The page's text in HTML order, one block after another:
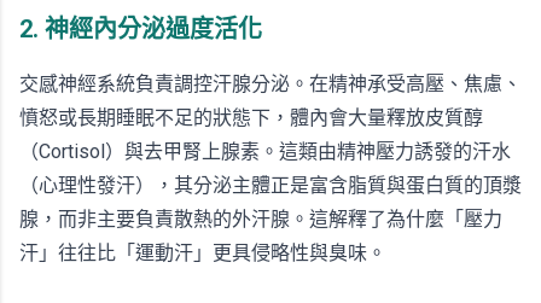
2. 神經內分泌過度活化
交感神經系統負責調控汗腺分泌。在精神承受高壓、焦慮、
憤怒或長期睡眠不足的狀態下，體內會大量釋放皮質醇
（Cortisol）與去甲腎上腺素。這類由精神壓力誘發的汗水
（心理性發汗），其分泌主體正是富含脂質與蛋白質的頂漿
腺，而非主要負責散熱的外汗腺。這解釋了為什麼「壓力
汗」往往比「運動汗」更具侵略性與臭味。